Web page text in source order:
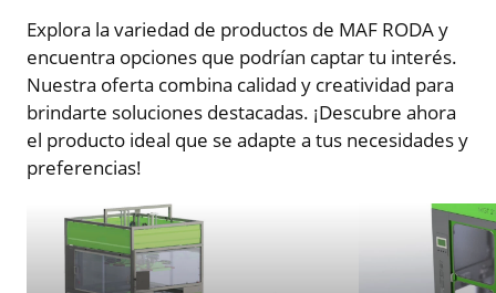
Explora la variedad de productos de MAF RODA y
encuentra opciones que podrían captar tu interés.
Nuestra oferta combina calidad y creatividad para
brindarte soluciones destacadas. ¡Descubre ahora
el producto ideal que se adapte a tus necesidades y
preferencias!